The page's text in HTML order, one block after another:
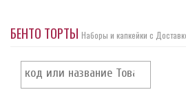
БЕНТО ТОРТЫ Наборы и капкейки с